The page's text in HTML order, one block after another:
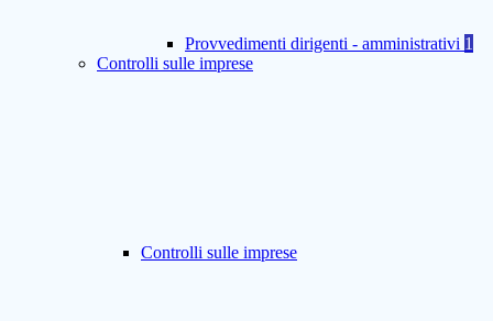
Provvedimenti dirigenti - amministrativi 1
Controlli sulle imprese
Controlli sulle imprese